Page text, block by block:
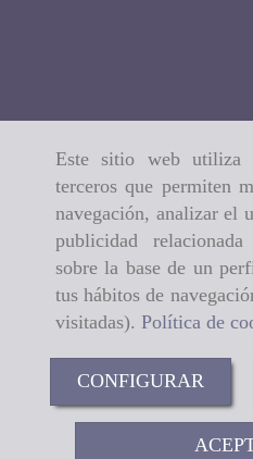
Este sitio web utiliza
terceros que permiten
navegación, analizar el
publicidad
sobre la base de un
tus hábitos de
visitadas). Política de
CONFIGURAR